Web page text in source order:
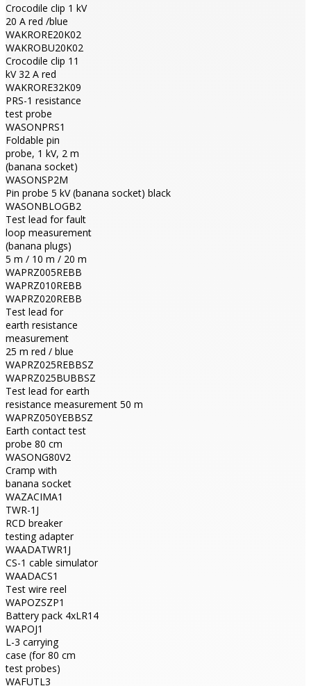
Crocodile clip 1 kV
20 A red /blue
WAKRORE20K02
WAKROBU20K02
Crocodile clip 11
kV 32 A red
WAKRORE32K09
PRS-1 resistance
test probe
WASONPRS1
Foldable pin
probe, 1 kV, 2 m
(banana socket)
WASONSP2M
Pin probe 5 kV (banana socket) black
WASONBLOGB2
Test lead for fault
loop measurement
(banana plugs)
5 m / 10 m / 20 m
WAPRZ005REBB
WAPRZ010REBB
WAPRZ020REBB
Test lead for
earth resistance
measurement
25 m red / blue
WAPRZ025REBBSZ
WAPRZ025BUBBSZ
Test lead for earth
resistance measurement 50 m
WAPRZ050YEBBSZ
Earth contact test
probe 80 cm
WASONG80V2
Cramp with
banana socket
WAZACIMA1
TWR-1J
RCD breaker
testing adapter
WAADATWR1J
CS-1 cable simulator
WAADACS1
Test wire reel
WAPOZSZP1
Battery pack 4xLR14
WAPOJ1
L-3 carrying
case (for 80 cm
test probes)
WAFUTL3